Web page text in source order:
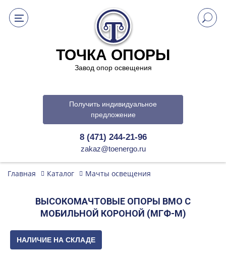
ТОЧКА ОПОРЫ
Завод опор освещения
Получить индивидуальное
предложение
8 (471) 244-21-96
zakaz@toenergo.ru
Главная Каталог Мачты освещения
ВЫСОКОМАЧТОВЫЕ ОПОРЫ ВМО С
МОБИЛЬНОЙ КОРОНОЙ (МГФ-М)
НАЛИЧИЕ НА СКЛАДЕ